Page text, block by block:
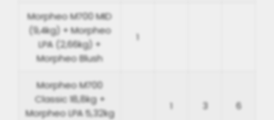
Morpheo M700 MID
(9,4kg) + Morpheo
LPA (2,66kg) +
Morpheo Blush
1
Morpheo M700
Classic 18,8kg +
Morpheo LPA 5,32kg
1 3 6